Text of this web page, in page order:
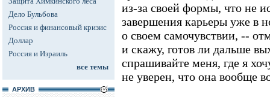
Дело Бульбова
Россия и финансовый кризис
Доллар
Россия и Израиль
все темы
АРХИВ
из-за своей формы, что не
завершения карьеры уже в
о своем самочувствии, --
и скажу, готов ли дальше
спрашивайте меня, где я
не уверен, что она вообще